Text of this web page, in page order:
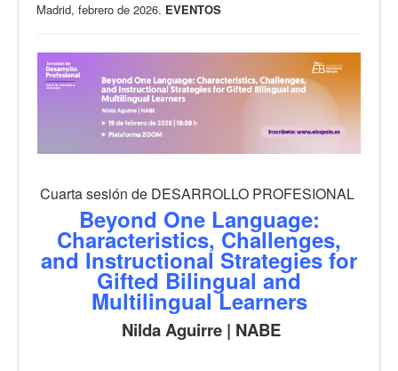
Madrid, febrero de 2026. EVENTOS
Cuarta sesión de DESARROLLO PROFESIONAL
Beyond One Language:
Characteristics, Challenges,
and Instructional Strategies for
Gifted Bilingual and
Multilingual Learners
Nilda Aguirre | NABE